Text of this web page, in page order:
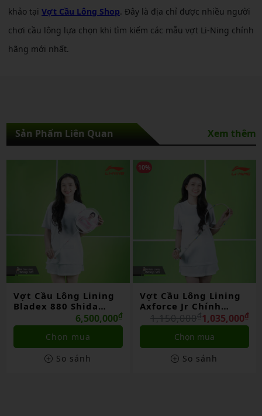
khảo tại Vợt Cầu Lông Shop. Đây là địa chỉ được nhiều người
chơi cầu lông lựa chọn khi tìm kiếm các mẫu vợt Li-Ning chính
hãng mới nhất.
Sản Phẩm Liên Quan Xem thêm
Vợt Cầu Lông Lining
Axforce Jr Chính
1,035,000₫
₫
Chọn mua
So sánh
10%
Vợt Cầu Lông Lining
3d Calibar 800 Chính
Hãng
3,510,000₫
3,900,000₫
Liên hệ
So sánh